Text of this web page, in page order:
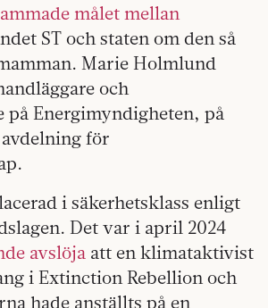
målet mellan
ST och staten om den så
Marie Holmlund
och
på Energimyndigheten, på
för
i säkerhetsklass enligt
Det var i april 2024
avslöja att en klimataktivist
i Extinction Rebellion och
hade anställts på en